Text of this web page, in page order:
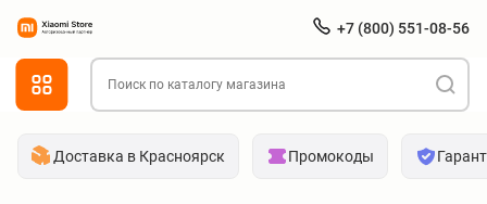
+7 (800) 551-08-56
Доставка в Красноярск Промокоды